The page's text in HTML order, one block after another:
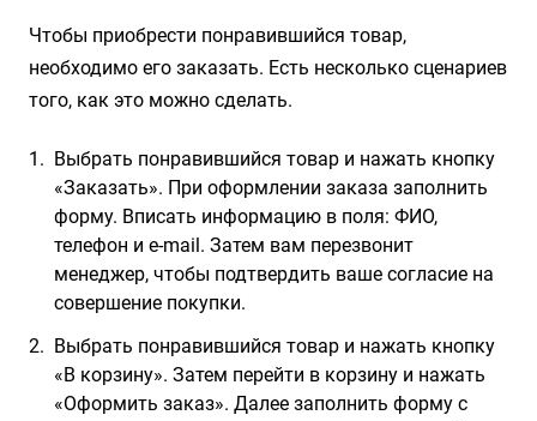
Чтобы приобрести понравившийся товар,
необходимо его заказать. Есть несколько сценариев
того, как это можно сделать.
Выбрать понравившийся товар и нажать кнопку
«Заказать». При оформлении заказа заполнить
форму. Вписать информацию в поля: ФИО,
телефон и e-mail. Затем вам перезвонит
менеджер, чтобы подтвердить ваше согласие на
совершение покупки.
Выбрать понравившийся товар и нажать кнопку
«В корзину». Затем перейти в корзину и нажать
«Оформить заказ». Далее заполнить форму с